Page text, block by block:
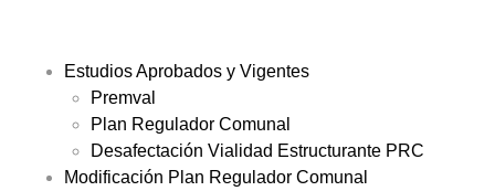
Estudios Aprobados y Vigentes
Premval
Plan Regulador Comunal
Desafectación Vialidad Estructurante PRC
Modificación Plan Regulador Comunal